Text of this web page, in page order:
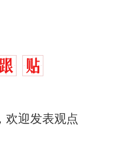
欢迎发表观点
跟我回家”改写了
饺子，美国怕什
频评出？中国烹饪